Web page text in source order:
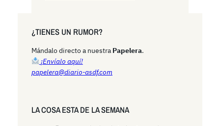
r
h
¿TIENES UN RUMOR?
Mándalo directo a nuestra Papelera.
¡Envíalo aquí!
papelera@diario-asdf.com
LA COSA ESTA DE LA SEMANA